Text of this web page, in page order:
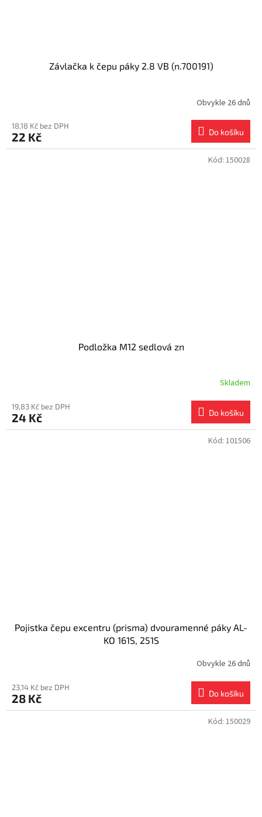
Závlačka k čepu páky 2.8 VB (n.700191)
Obvykle 26 dnů
18,18 Kč bez DPH
22 Kč Do košíku
Podložka M12 sedlová zn
Skladem
19,83 Kč bez DPH
24 Kč Do košíku
Kód: 150028
Pojistka čepu excentru (prisma) dvouramenné páky AL-
KO 161S, 251S
Obvykle 26 dnů
23,14 Kč bez DPH
28 Kč Do košíku
Kód: 101506
Kód: 150029